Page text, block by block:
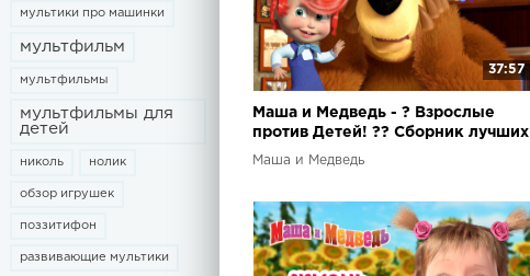
мультики про машинки
мультфильм
мультфильмы
мультфильмы для
детей
николь нолик
обзор игрушек
поззитифон
развивающие мультики
37:57
Маша и Медведь - ? Взрослые
против Детей! ?? Сборник лучших
серий про Машу ?
Маша и Медведь